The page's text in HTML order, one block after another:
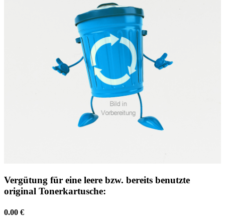
Vergütung für eine leere bzw. bereits benutzte
original Tonerkartusche:
0.00 €